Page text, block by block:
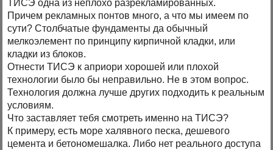
ТИСЭ одна из неплохо разрекламированных.
Причем рекламных понтов много, а что мы имеем по
сути? Столбчатые фундаменты да обычный
мелкоэлемент по принципу кирпичной кладки, или
кладки из блоков.
Отнести ТИСЭ к априори хорошей или плохой
технологии было бы неправильно. Не в этом вопрос.
Технология должна лучше других подходить к реальным
условиям.
Что заставляет тебя смотреть именно на ТИСЭ?
К примеру, есть море халявного песка, дешевого
цемента и бетономешалка. Либо нет реального доступа